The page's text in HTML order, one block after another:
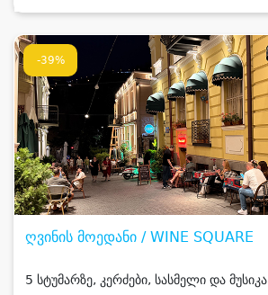
-39%
ღვინის მოედანი / WINE SQUARE
5 სტუმარზე, კერძები, სასმელი და მუსიკა